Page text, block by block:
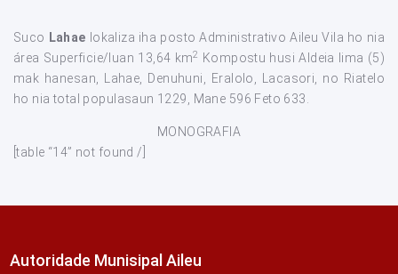
Suco Lahae lokaliza iha posto Administrativo Aileu Vila ho nia
área Superficie/luan 13,64 km2
Kompostu husi Aldeia lima (5)
mak hanesan, Lahae, Denuhuni, Eralolo, Lacasori, no Riatelo
ho nia total populasaun 1229, Mane 596 Feto 633.
MONOGRAFIA
[table “14” not found /]
Autoridade Munisipal Aileu